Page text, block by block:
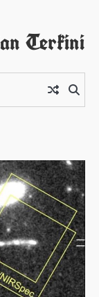
Terkini